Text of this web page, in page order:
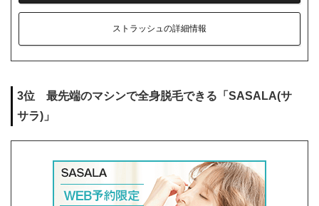
ストラッシュの詳細情報
3位 最先端のマシンで全身脱毛できる「SASALA(サ
サラ)」